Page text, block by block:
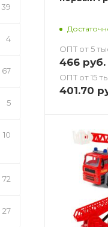
ОПТ от 5
466 руб.
ОПТ от 15
401.70
39
4
67
5
10
72
27